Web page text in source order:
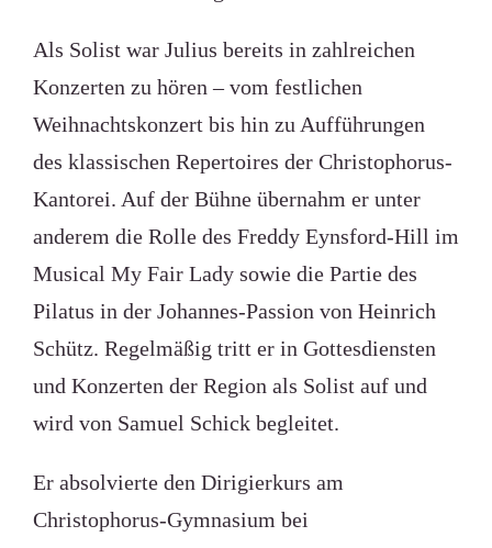
Als Solist war Julius bereits in zahlreichen
Konzerten zu hören – vom festlichen
Weihnachtskonzert bis hin zu Aufführungen
des klassischen Repertoires der Christophorus-
Kantorei. Auf der Bühne übernahm er unter
anderem die Rolle des Freddy Eynsford-Hill im
Musical My Fair Lady sowie die Partie des
Pilatus in der Johannes-Passion von Heinrich
Schütz. Regelmäßig tritt er in Gottesdiensten
und Konzerten der Region als Solist auf und
wird von Samuel Schick begleitet.
Er absolvierte den Dirigierkurs am
Christophorus-Gymnasium bei